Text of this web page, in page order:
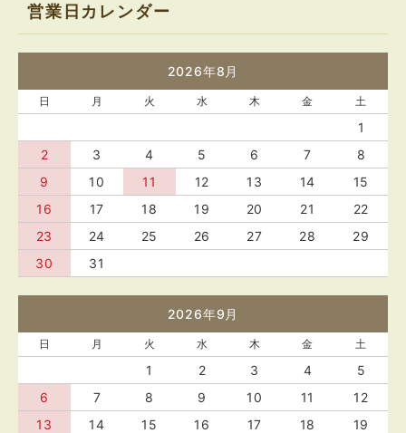
営業日カレンダー
2026年8月
日 月 火 水 木 金 土
1
2
3 4 5 6 7
8
9
10 11 12 13 14
15
16
17 18 19 20 21
22
23
24 25 26 27 28
29
30
31
2026年9月
日 月 火 水 木 金 土
1 2 3 4
5
6
7 8 9 10 11
12
13
14 15 16 17 18
19